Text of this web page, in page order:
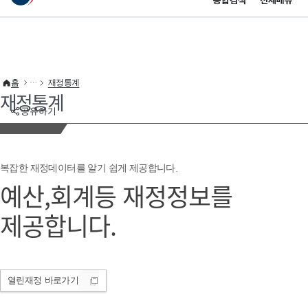
이 누리집은 대한민국 공식 전자정부 누리집입니다.
공유하기
홈 재정통계
재정통계
복잡한 재정데이터를 알기 쉽게 제공합니다.
예산,회계등 재정정보를
제공합니다.
열린재정 바로가기